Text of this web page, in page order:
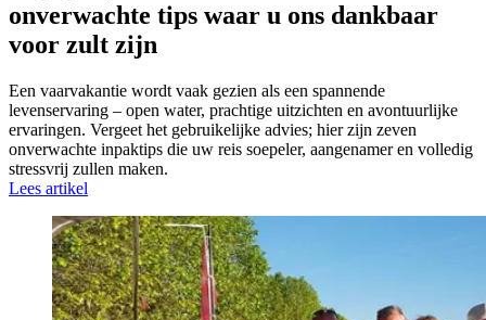
onverwachte tips waar u ons dankbaar
voor zult zijn
Een vaarvakantie wordt vaak gezien als een spannende
levenservaring – open water, prachtige uitzichten en avontuurlijke
ervaringen. Vergeet het gebruikelijke advies; hier zijn zeven
onverwachte inpaktips die uw reis soepeler, aangenamer en volledig
stressvrij zullen maken.
Lees artikel